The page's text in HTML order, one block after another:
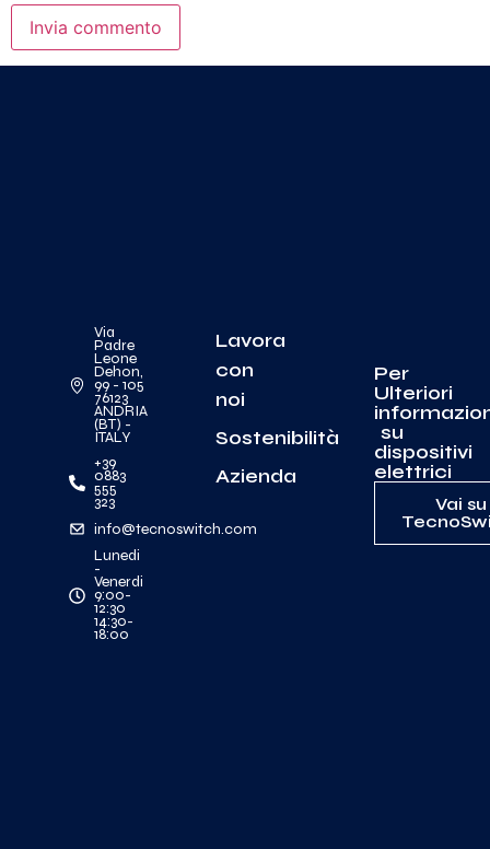
Via
Padre
Leone
Dehon,
99 - 105
76123
ANDRIA
(BT) -
ITALY
+39
0883
555
323
info@tecnoswitch.com
Lunedi
-
Venerdi
9:00-
12:30
14:30-
18:00
Lavora
con
noi
Sostenibilità
Azienda
Per
Ulteriori
su
dispositivi
elettrici
Vai su